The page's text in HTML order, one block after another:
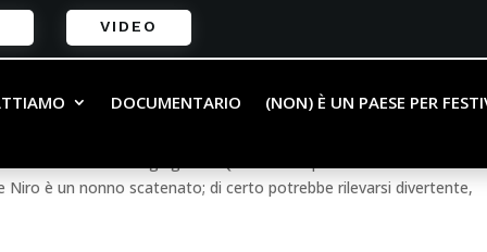
VIDEO
DOCUMENTARIO (NON) È UN PAESE PER
è un nonno scatenato; di certo potrebbe rilevarsi divertente,